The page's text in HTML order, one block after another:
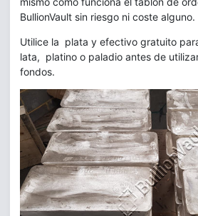
BullionVault sin riesgo ni coste alguno.
Utilice la plata y efectivo gratuito
lata, platino o paladio antes de
fondos.